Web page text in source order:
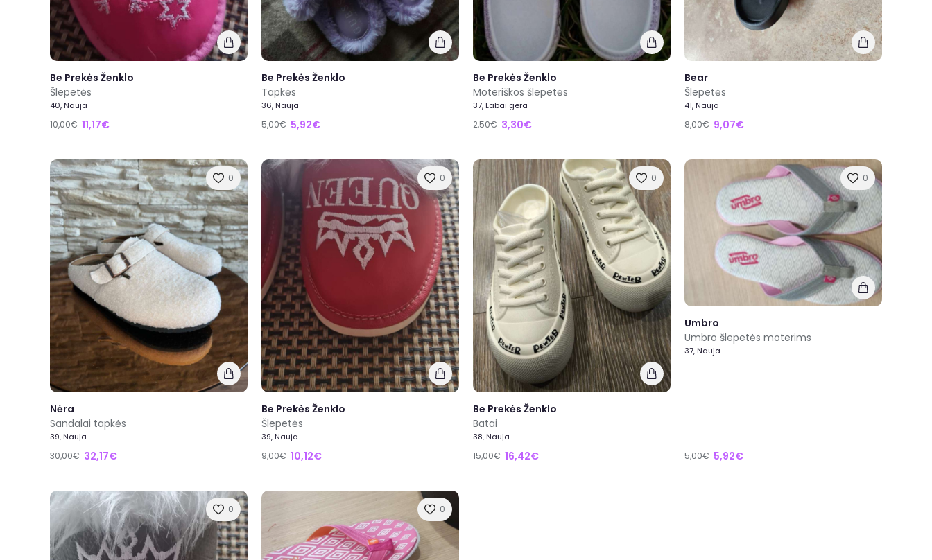
Be Prekės Ženklo
Šlepetės
40, Nauja
10,00€ 11,17€
Be Prekės Ženklo
Tapkės
36, Nauja
5,00€ 5,92€
Be Prekės Ženklo
Moteriškos šlepetės
37, Labai gera
2,50€ 3,30€
Bear
Šlepetės
41, Nauja
8,00€ 9,07€
0
Nėra
Sandalai tapkės
39, Nauja
30,00€ 32,17€
0
Be Prekės Ženklo
Šlepetės
39, Nauja
9,00€ 10,12€
0
Be Prekės Ženklo
Batai
38, Nauja
15,00€ 16,42€
0
Umbro
Umbro šlepetės moterims
37, Nauja
5,00€ 5,92€
0 0